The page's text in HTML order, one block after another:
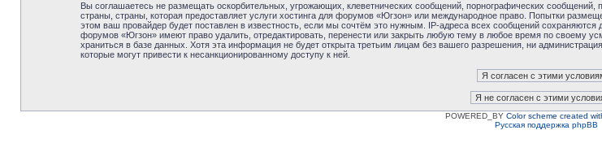
Вы соглашаетесь не размещать оскорбительных, угрожающих, клеветнических сообщений, порнографических
страны, страны, которая предоставляет услуги хостинга для форумов «Югзон» или международное право. Попытки
этом ваш провайдер будет поставлен в известность, если мы сочтём это нужным. IP-адреса всех сообщений
форумов «Югзон» имеют право удалить, отредактировать, перенести или закрыть любую тему в любое время по своему
храниться в базе данных. Хотя эта информация не будет открыта третьим лицам без вашего разрешения, ни
которые могут привести к несанкционированному доступу к ней.
POWERED_BY Color scheme created
Русская поддержка phpBB